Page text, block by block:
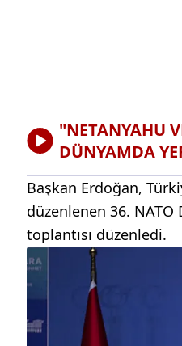
"NETANYAHU
DÜNYAMDA
Başkan Erdoğan,
düzenlenen 36. NATO
toplantısı düzenledi.